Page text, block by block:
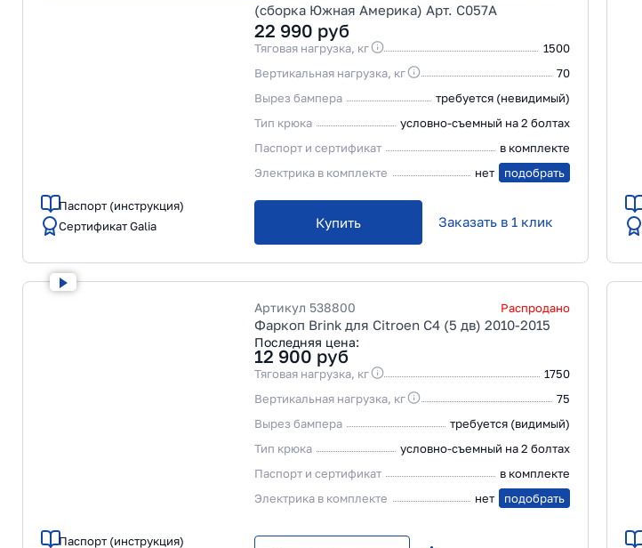
Паспорт (инструкция)
Сертификат Galia
(сборка Южная Америка) Арт. C057A
22 990 руб
Тяговая нагрузка, кг
1500
Вертикальная нагрузка, кг
70
Вырез бампера
требуется (невидимый)
Тип крюка
условно-съемный на 2 болтах
Паспорт и сертификат
в комплекте
Электрика в комплекте
нет подобрать
Купить Заказать в 1 клик
Паспорт (инструкция)
Артикул 538800 Распродано
Фаркоп Brink для Citroen C4 (5 дв) 2010-2015
Последняя цена:
12 900 руб
Тяговая нагрузка, кг
1750
Вертикальная нагрузка, кг
75
Вырез бампера
требуется (видимый)
Тип крюка
условно-съемный на 2 болтах
Паспорт и сертификат
в комплекте
Электрика в комплекте
нет подобрать